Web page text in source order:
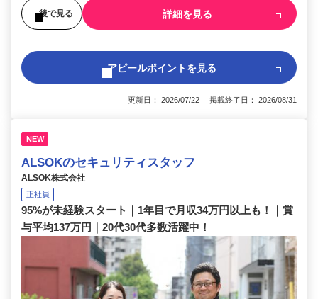
後で見る 詳細を見る
アピールポイントを見る
更新日： 2026/07/22 掲載終了日： 2026/08/31
NEW
ALSOKのセキュリティスタッフ
ALSOK株式会社
正社員
95%が未経験スタート｜1年目で月収34万円以上も！｜賞
与平均137万円｜20代30代多数活躍中！